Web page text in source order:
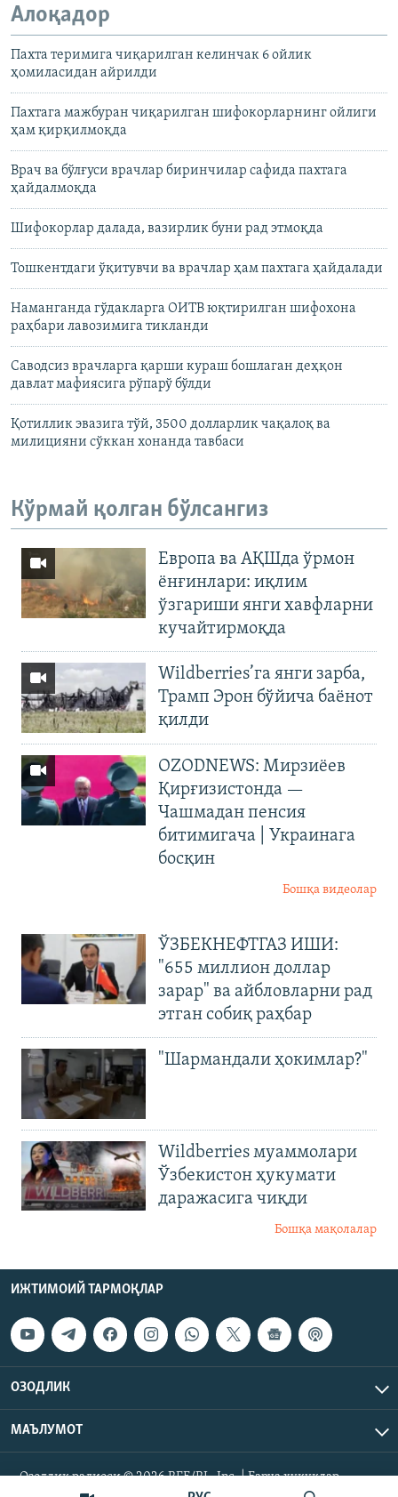
Алоқадор
Пахта теримига чиқарилган келинчак 6 ойлик
ҳомиласидан айрилди
Пахтага мажбуран чиқарилган шифокорларнинг ойлиги
ҳам қирқилмоқда
Врач ва бўлғуси врачлар биринчилар сафида пахтага
ҳайдалмоқда
Шифокорлар далада, вазирлик буни рад этмоқда
Тошкентдаги ўқитувчи ва врачлар ҳам пахтага ҳайдалади
Наманганда гўдакларга ОИТВ юқтирилган шифохона
раҳбари лавозимига тикланди
Саводсиз врачларга қарши кураш бошлаган деҳқон
давлат мафиясига рўпарў бўлди
Қотиллик эвазига тўй, 3500 долларлик чақалоқ ва
милицияни сўккан хонанда тавбаси
Кўрмай қолган бўлсангиз
Европа ва АҚШда ўрмон
ёнғинлари: иқлим
ўзгариши янги хавфларни
кучайтирмоқда
Wildberries’га янги зарба,
Трамп Эрон бўйича баёнот
қилди
OZODNEWS: Мирзиёев
Қирғизистонда —
Чашмадан пенсия
битимигача | Украинага
босқин
Бошқа видеолар
ЎЗБЕКНЕФТГАЗ ИШИ:
"655 миллион доллар
зарар" ва айбловларни рад
этган собиқ раҳбар
"Шармандали ҳокимлар?"
Wildberries муаммолари
Ўзбекистон ҳукумати
даражасига чиқди
Бошқа мақолалар
ИЖТИМОИЙ ТАРМОҚЛАР
ОЗОДЛИК
МАЪЛУМОТ
Озодлик радиоси © 2026 RFE/RL, Inc. | Барча ҳуқуқлар